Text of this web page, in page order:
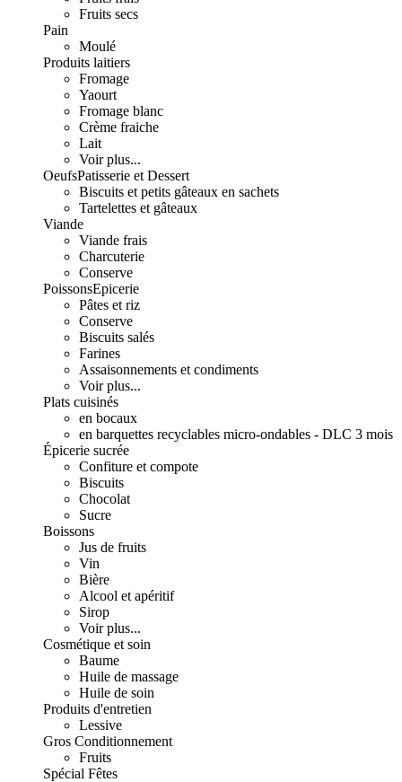
Fruits secs
Pain
Moulé
Produits laitiers
Fromage
Yaourt
Fromage blanc
Crème fraiche
Lait
Voir plus...
OeufsPatisserie et Dessert
Biscuits et petits gâteaux en sachets
Tartelettes et gâteaux
Viande
Viande frais
Charcuterie
Conserve
PoissonsEpicerie
Pâtes et riz
Conserve
Biscuits salés
Farines
Assaisonnements et condiments
Voir plus...
Plats cuisinés
en bocaux
en barquettes recyclables micro-ondables - DLC 3 mois
Épicerie sucrée
Confiture et compote
Biscuits
Chocolat
Sucre
Boissons
Jus de fruits
Vin
Bière
Alcool et apéritif
Sirop
Voir plus...
Cosmétique et soin
Baume
Huile de massage
Huile de soin
Produits d'entretien
Lessive
Gros Conditionnement
Fruits
Spécial Fêtes